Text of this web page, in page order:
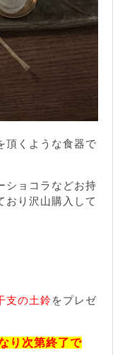
頂くような食器で
ショコラなどお持
おり沢山購入して
支の土鈴 をプレゼ
り次第終了で